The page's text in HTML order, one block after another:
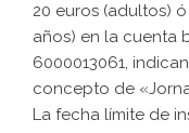
20 euros (adultos)
años) en la cuenta
6000013061,
concepto de
La fecha límite de